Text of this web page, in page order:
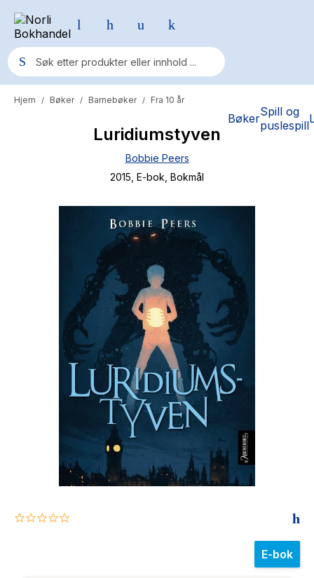
BøkerSpill og
puslespill
Populære søk
Fury Bound - Sable Sorensen
Hypopressiv trening
The Housemaid
Hjem / Bøker / Barnebøker / Fra 10 år
Luridiumstyven
Bobbie Peers
2015 , E-bok , Bokmål
0.0
E-bok